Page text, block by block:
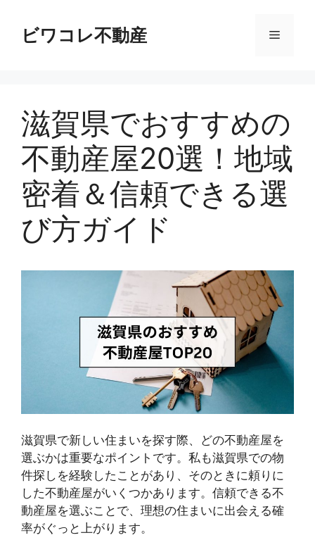
ビワコレ不動産 メ
ュ
ー
滋賀県でおすすめの
不動産屋20選！地域
密着＆信頼できる選
び方ガイド
滋賀県で新しい住まいを探す際、どの不動産屋を
選ぶかは重要なポイントです。私も滋賀県での物
件探しを経験したことがあり、そのときに頼りに
した不動産屋がいくつかあります。信頼できる不
動産屋を選ぶことで、理想の住まいに出会える確
率がぐっと上がります。